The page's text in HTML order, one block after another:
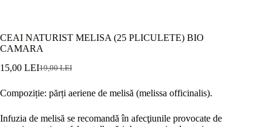
CEAI NATURIST MELISA (25 PLICULETE) BIO
CAMARA
19,00LEI
Prețul
a
19,00 lei.
15,00 LEIPrețul
este:
Compoziție: părți aeriene de melisă (melissa officinalis).
Infuzia de melisă se recomandă în afecţiunile provocate de